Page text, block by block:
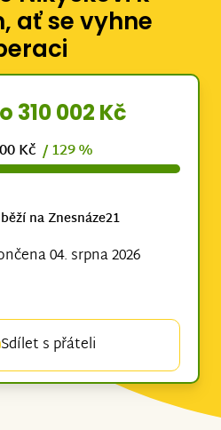
ať se vyhne
310 002 Kč
Kč / 129 %
na Znesnáze21
04. srpna 2026
Sdílet s přáteli